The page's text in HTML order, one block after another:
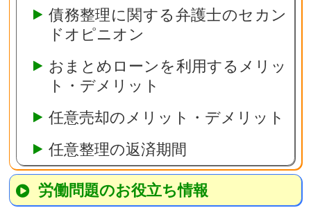
債務整理に関する弁護士のセカン
ドオピニオン
おまとめローンを利用するメリッ
ト・デメリット
任意売却のメリット・デメリット
任意整理の返済期間
労働問題のお役立ち情報